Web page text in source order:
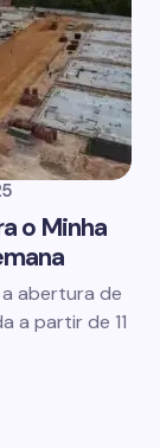
o Minha
abertura de
a partir de 11